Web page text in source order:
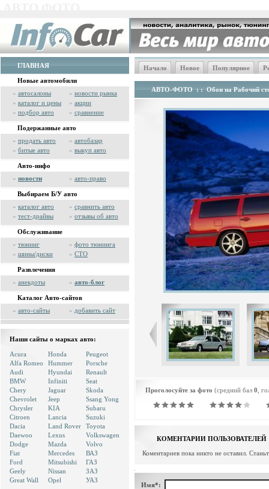
ГЛАВНАЯ
Новые автомобили
» автосалоны » новости рынка
» каталог и цены » акции
» подбор авто » сравнение
Подержанные авто
» продать авто » автобазар
» битые авто » выкуп авто
Авто-инфо
» новости » авто-право
Выбираем Б/У авто
» каталог авто » сравнить авто
» тест-драйвы » отзывы об авто
Обслуживание
» тюнинг » фото тюнинга
» шины/диски » СТО
Развлечения
» анекдоты » авто-блог
Каталог Авто-сайтов
» авто-сайты » добавить сайт
Наши сайты о марках авто:
Acura
Alfa Romeo
Audi
BMW
Chery
Chevrolet
Chrysler
Citroen
Dacia
Daewoo
Dodge
Fiat
Ford
Geely
Great Wall
Honda
Hummer
Hyundai
Infiniti
Jaguar
Jeep
KIA
Lancia
Land Rover
Lexus
Mazda
Mercedes
Mitsubishi
Nissan
Opel
Peugeot
Porsche
Renault
Seat
Skoda
Ssang Yong
Subaru
Suzuki
Toyota
Volkswagen
Volvo
ВАЗ
ГАЗ
ЗАЗ
УАЗ
Начало Новое Популярное
АВТО-ФОТО : : Обои на Рабочий
Проголосуйте за фото (средний бал 0 ,
КОМЕНТАРИИ ПОЛЬЗОВАТЕЛЕЙ
Коментариев пока никто не оставил.
Имя*: